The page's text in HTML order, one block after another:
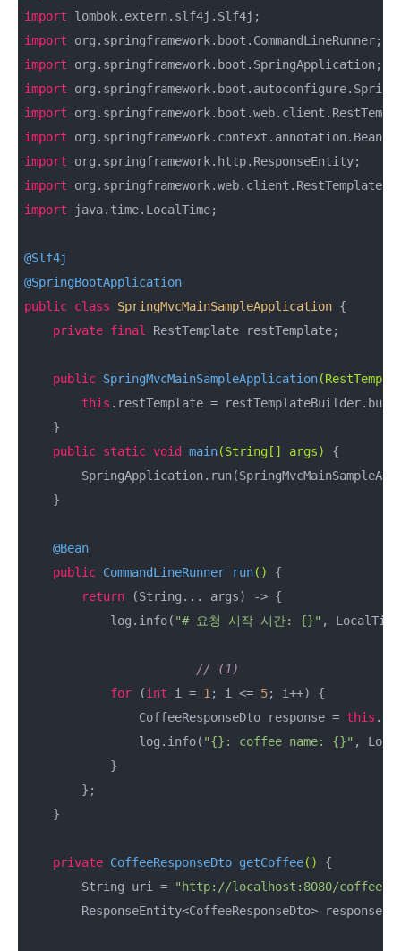
import
import
import
import
import
import
import
import
import java.time.LocalTime;
@Slf4j
@SpringBootApplication
public class SpringMvcMainSampleApplication {
private final RestTemplate restTemplate;
public SpringMvcMainSampleApplication
this .restTemplate =
    }
public static void main(String[] args)
{
    }
@Bean
public CommandLineRunner run()
{
return (String... args) -> {
            log.info(
"# 요청 시작 시간: {}" ,
// (1)
for (int i = 1 ; i <= 5; i++) {
                CoffeeResponseDto response =
this
                log.info(
"{}: coffee name: {}" ,
            }
        };
    }
private CoffeeResponseDto getCoffee()
{
        String uri =
"http://localhost:8080/coffees/
ResponseEntity<CoffeeResponseDto> response